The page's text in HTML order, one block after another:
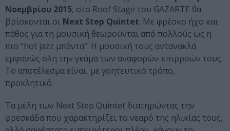
Νοεμβρίου 2015, στο Roof Stage του GAZARTE θα
βρίσκονται οι Next Step Quintet. Με φρέσκο ήχο και
πάθος για τη μουσική θεωρούνται από πολλούς ως η
πιο “hot jazz μπάντα”. Η μουσική τους αντανακλά
εμφανώς όλη την γκάμα των αναφορών-επιρροών τους.
Το αποτέλεσμα είναι, με γοητευτικό τρόπο,
προκλητικό.
Τα μέλη των Next Step Quintet διατηρώντας την
φρεσκάδα που χαρακτηρίζει το νεαρό της ηλικίας τους,